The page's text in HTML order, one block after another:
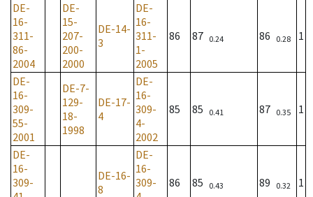
DE-
16-
311-
86-
2004
DE-
15-
207-
200-
2000
DE-14-
3
DE-
16-
311-
1-
2005
86 87 0.24 86 0.28 1
DE-
16-
309-
55-
2001
DE-7-
129-
18-
1998
DE-17-
4
DE-
16-
309-
4-
2002
85 85 0.41 87 0.35 1
DE-
16-
309-
DE-16-
8
DE-
16-
309-
86 85 0.43 89 0.32 1